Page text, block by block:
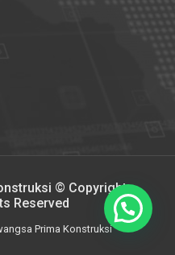
© Copyright
Reserved
Prima Konstruksi